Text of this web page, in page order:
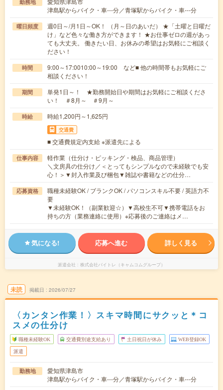
勤務地
津島駅からバイク・車---分／青塚駅からバイク・車---分
曜日頻度
週0日～/月1日～OK！ （月～日のあいだ） ★「土曜と日曜だ
け」など色々な働き方ができます！ ★お仕事ゼロの週があっ
ても大丈夫。 働きたい日、お休みの希望はお気軽にご相談く
ださい！
時間
9:00～17:0010:00～19:00 など■ 他の時間帯もお気軽にご
相談ください！
期間
単発1日～！ ★勤務開始日や期間はお気軽にご相談くださ
い！ ＃8月～ ＃9月～
時給 時給1,200円～1,625円
交通費
■ 交通費規定内支給 ※派遣先による
仕事内容
軽作業（仕分け・ピッキング・検品、商品管理）
＼文房具の仕分け／＜とってもシンプルなので未経験でも安
心！＞▼封入作業及び梱包▼雑誌や書籍などの仕分…
応募資格
職種未経験OK / ブランクOK / パソコンスキル不要 / 英語力不
要
▼未経験OK！（副業歓迎☆）▼高校生不可▼携帯電話をお
持ちの方（業務連絡に使用）※応募後のご連絡はメ…
気になる! 応募へ進む 詳しく見る
派遣会社 株式会社バイトレ（キャムコムグループ）
未読 掲載日 2026/07/27
〈カンタン作業！〉スキマ時間にサクッと＊コ
スメの仕分け
職種未経験OK 交通費別途支給あり 土日祝日が休み WEB登録OK
派遣
勤務地
愛知県津島市
津島駅からバイク・車---分／青塚駅からバイク・車---分